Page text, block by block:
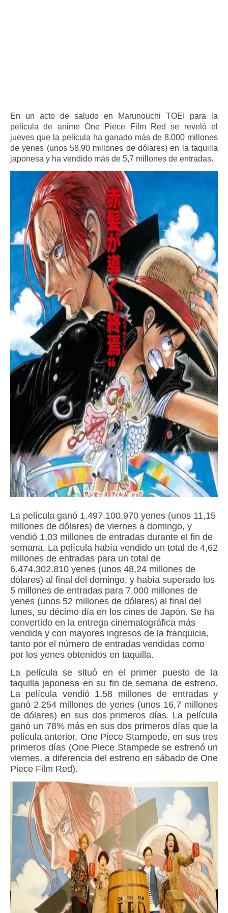
En un acto de saludo en Marunouchi TOEI para la
película de anime One Piece Film Red se reveló el
jueves que la película ha ganado más de 8.000 millones
de yenes (unos 58,90 millones de dólares) en la taquilla
japonesa y ha vendido más de 5,7 millones de entradas.
La película ganó 1.497.100.970 yenes (unos 11,15
millones de dólares) de viernes a domingo, y
vendió 1,03 millones de entradas durante el fin de
semana. La película había vendido un total de 4,62
millones de entradas para un total de
6.474.302.810 yenes (unos 48,24 millones de
dólares) al final del domingo, y había superado los
5 millones de entradas para 7.000 millones de
yenes (unos 52 millones de dólares) al final del
lunes, su décimo día en los cines de Japón. Se ha
convertido en la entrega cinematográfica más
vendida y con mayores ingresos de la franquicia,
tanto por el número de entradas vendidas como
por los yenes obtenidos en taquilla.
La película se situó en el primer puesto de la
taquilla japonesa en su fin de semana de estreno.
La película vendió 1,58 millones de entradas y
ganó 2.254 millones de yenes (unos 16,7 millones
de dólares) en sus dos primeros días. La película
ganó un 78% más en sus dos primeros días que la
película anterior, One Piece Stampede, en sus tres
primeros días (One Piece Stampede se estrenó un
viernes, a diferencia del estreno en sábado de One
Piece Film Red).